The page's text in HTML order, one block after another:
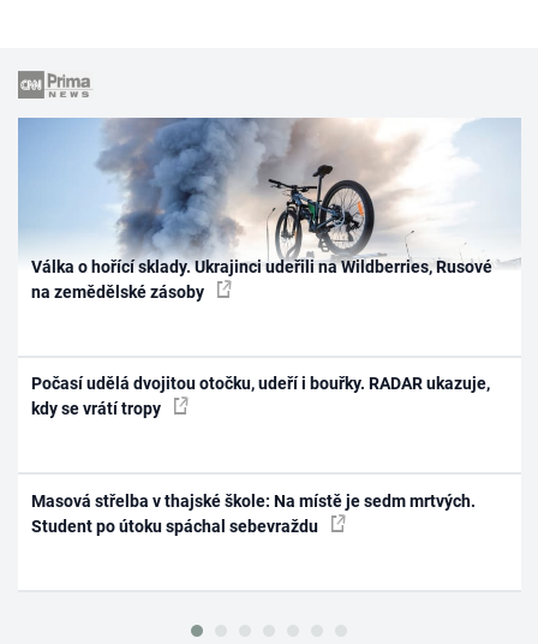
Válka o hořící sklady. Ukrajinci udeřili na Wildberries, Rusové
na zemědělské zásoby
Počasí udělá dvojitou otočku, udeří i bouřky. RADAR ukazuje,
kdy se vrátí tropy
Masová střelba v thajské škole: Na místě je sedm mrtvých.
Student po útoku spáchal sebevraždu